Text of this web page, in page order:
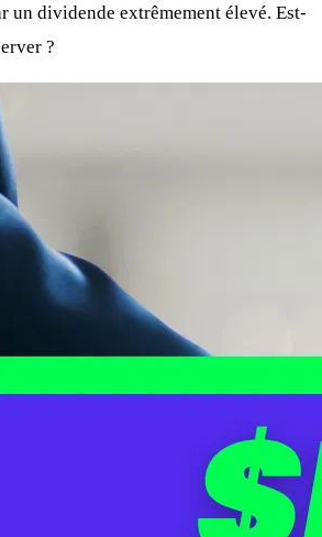
un dividende extrêmement élevé. Est-
?